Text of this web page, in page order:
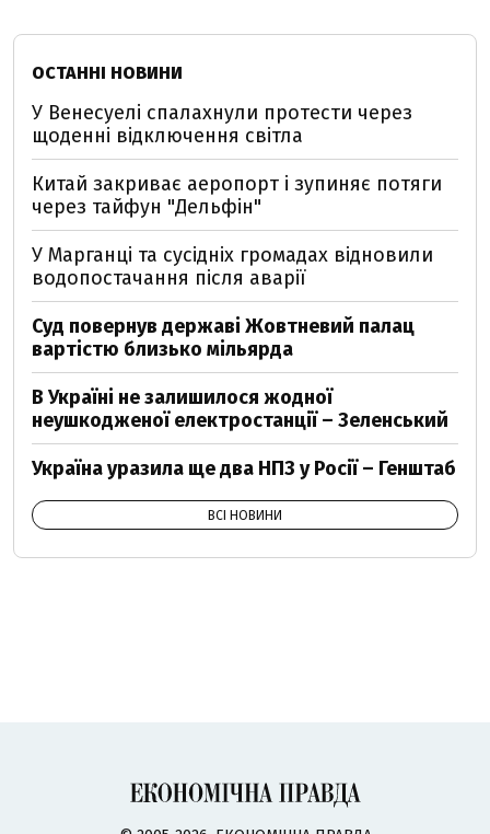
ОСТАННІ НОВИНИ
У Венесуелі спалахнули протести через
щоденні відключення світла
Китай закриває аеропорт і зупиняє потяги
через тайфун "Дельфін"
У Марганці та сусідніх громадах відновили
водопостачання після аварії
Суд повернув державі Жовтневий палац
вартістю близько мільярда
В Україні не залишилося жодної
неушкодженої електростанції – Зеленський
Україна уразила ще два НПЗ у Росії – Генштаб
ВСІ НОВИНИ